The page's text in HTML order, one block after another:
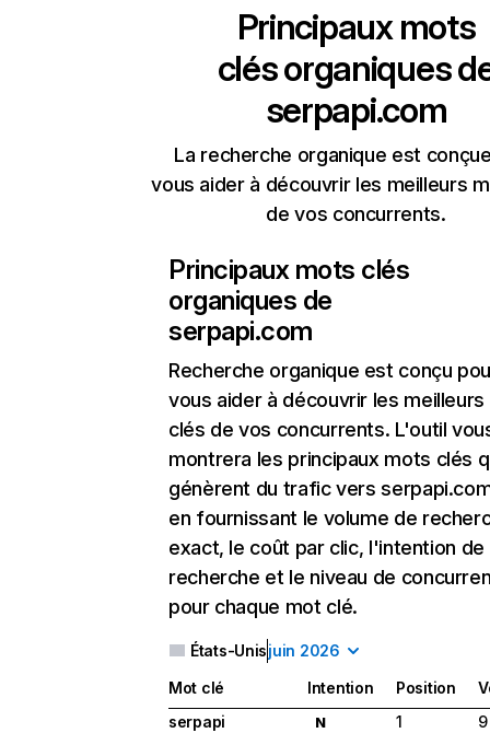
Principaux mots
clés organiques
serpapi.com
La recherche organique est
vous aider à découvrir les meilleurs
de vos concurrents.
Principaux mots clés
organiques de
serpapi.com
Recherche organique est conçu
vous aider à découvrir les
clés de vos concurrents. L'outil
montrera les principaux mots clés
génèrent du trafic vers
en fournissant le volume de
exact, le coût par clic, l'intention de
recherche et le niveau de
pour chaque mot clé.
États-Unisjuin 2026
Mot clé Intention Position
serpapi
N 1